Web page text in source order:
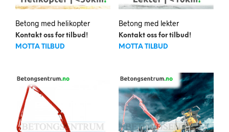
Betong med helikopter
Kontakt oss for tilbud!
MOTTA TILBUD
Betong med lekter
Kontakt oss for tilbud!
MOTTA TILBUD